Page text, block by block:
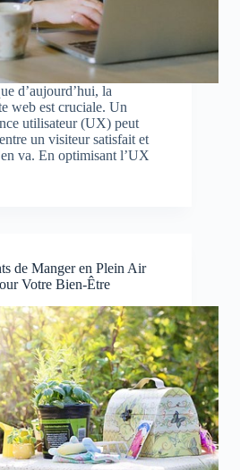
d’aujourd’hui, la
web est cruciale. Un
utilisateur (UX) peut
un visiteur satisfait et
va. En optimisant l’UX
de Manger en Plein Air
Votre Bien-Être